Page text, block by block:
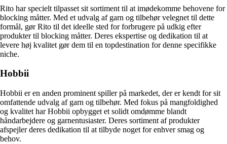
Rito har specielt tilpasset sit sortiment til at imødekomme behovene for
blocking måtter. Med et udvalg af garn og tilbehør velegnet til dette
formål, gør Rito til det ideelle sted for forbrugere på udkig efter
produkter til blocking måtter. Deres ekspertise og dedikation til at
levere høj kvalitet gør dem til en topdestination for denne specifikke
niche.
Hobbii
Hobbii er en anden prominent spiller på markedet, der er kendt for sit
omfattende udvalg af garn og tilbehør. Med fokus på mangfoldighed
og kvalitet har Hobbii opbygget et solidt omdømme blandt
håndarbejdere og garnentusiaster. Deres sortiment af produkter
afspejler deres dedikation til at tilbyde noget for enhver smag og
behov.